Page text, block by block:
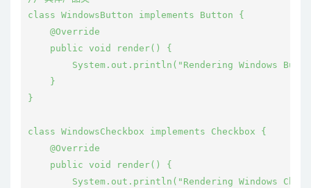
class WindowsButton implements Button {
    @Override
    public void render() {
System.out.println("Rendering Windows
    }
}
class WindowsCheckbox implements Checkbox {
    @Override
    public void render() {
System.out.println("Rendering Windows